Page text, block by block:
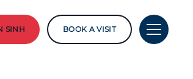
SINH BOOK A VISIT